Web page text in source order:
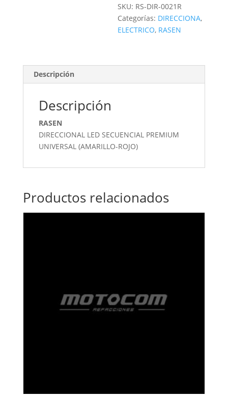
SKU: RS-DIR-0021R
Categorías: DIRECCIONA,
ELECTRICO, RASEN
Descripción
Descripción
RASEN
DIRECCIONAL LED SECUENCIAL PREMIUM
UNIVERSAL (AMARILLO-ROJO)
Productos relacionados